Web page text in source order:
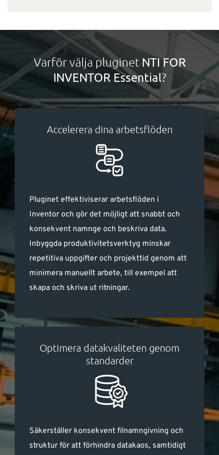
Varför välja pluginet NTI FOR
INVENTOR Essential?
Accelerera dina arbetsflöden
Pluginet effektiviserar arbetsflöden i
Inventor och gör det möjligt att snabbt och
konsekvent namnge och beskriva data.
Inbyggda produktivitetsverktyg minskar
repetitiva uppgifter och projekttid genom att
minimera manuellt arbete, till exempel att
skapa och skriva ut ritningar.
Optimera datakvaliteten genom
standarder
Säkerställer konsekvent filnamngivning och
struktur för att förhindra datakaos, samtidigt